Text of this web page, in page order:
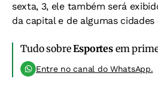
sexta, 3, ele também será
da capital e de algumas
Tudo sobreEsportesem
Entre no canal do WhatsApp.